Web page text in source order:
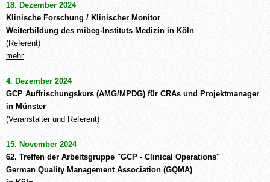
18. Dezember 2024
Klinische Forschung / Klinischer Monitor
Weiterbildung des mibeg-Instituts Medizin in Köln
(Referent)
mehr
4. Dezember 2024
GCP Auffrischungskurs (AMG/MPDG) für CRAs und Projektmanager
in Münster
(Veranstalter und Referent)
15. November 2024
62. Treffen der Arbeitsgruppe "GCP - Clinical Operations"
German Quality Management Association (GQMA)